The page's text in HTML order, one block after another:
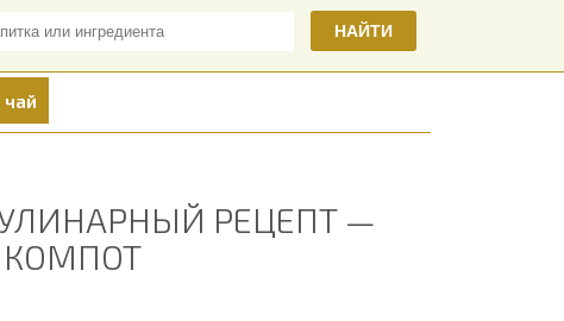
НАЙТИ
РЕЦЕПТ —
КОМПОТ